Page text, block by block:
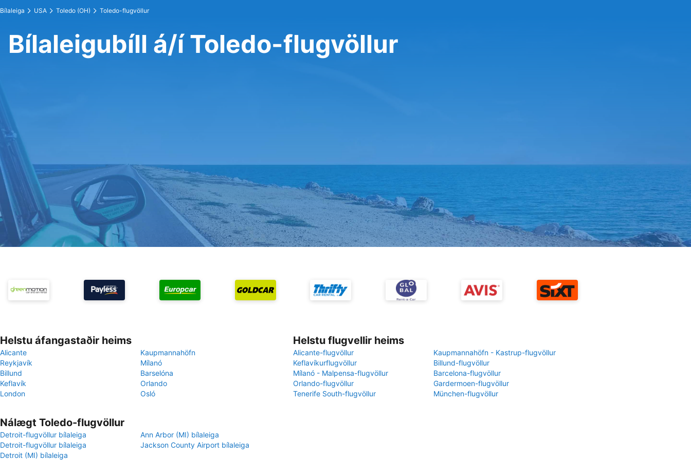
Bílaleiga USA Toledo (OH) Toledo-flugvöllur
Bílaleigubíll á/í Toledo-flugvöllur
Helstu áfangastaðir heims
Alicante
Kaupmannahöfn
Reykjavík
Mílanó
Billund
Barselóna
Keflavík
Orlando
London
Osló
Helstu flugvellir heims
Alicante-flugvöllur
Kaupmannahöfn - Kastrup-flugvöllur
Keflavíkurflugvöllur
Billund-flugvöllur
Mílanó - Malpensa-flugvöllur
Barcelona-flugvöllur
Orlando-flugvöllur
Gardermoen-flugvöllur
Tenerife South-flugvöllur
München-flugvöllur
Nálægt Toledo-flugvöllur
Detroit-flugvöllur bílaleiga
Ann Arbor (MI) bílaleiga
Detroit-flugvöllur bílaleiga
Jackson County Airport bílaleiga
Detroit (MI) bílaleiga